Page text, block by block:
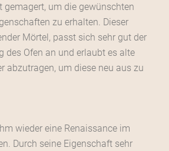
gemagert, um die gewünschten
zu erhalten. Dieser
Mörtel, passt sich sehr gut der
des Ofen an und erlaubt es alte
abzutragen, um diese neu aus zu
wieder eine Renaissance im
Durch seine Eigenschaft sehr